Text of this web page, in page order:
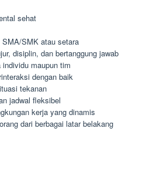
sehat
SMK atau setara
disiplin, dan bertanggung jawab
maupun tim
dengan baik
tekanan
jadwal fleksibel
kerja yang dinamis
dari berbagai latar belakang